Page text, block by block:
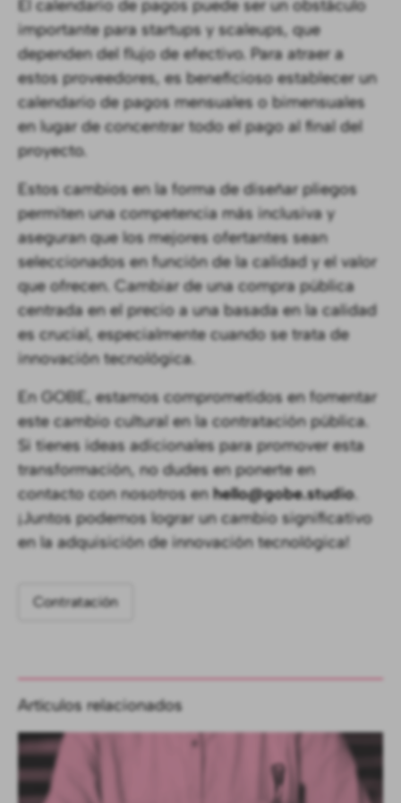
El calendario de pagos puede ser un obstáculo
importante para startups y scaleups, que
dependen del flujo de efectivo. Para atraer a
estos proveedores, es beneficioso establecer un
calendario de pagos mensuales o bimensuales
en lugar de concentrar todo el pago al final del
proyecto.
Estos cambios en la forma de diseñar pliegos
permiten una competencia más inclusiva y
aseguran que los mejores ofertantes sean
seleccionados en función de la calidad y el valor
que ofrecen. Cambiar de una compra pública
centrada en el precio a una basada en la calidad
es crucial, especialmente cuando se trata de
innovación tecnológica.
En GOBE, estamos comprometidos en fomentar
este cambio cultural en la contratación pública.
Si tienes ideas adicionales para promover esta
transformación, no dudes en ponerte en
contacto con nosotros enhello@gobe.studio.
¡Juntos podemos lograr un cambio significativo
en la adquisición de innovación tecnológica!
Contratación
Artículos relacionados